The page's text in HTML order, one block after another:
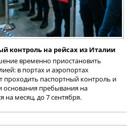
контроль на рейсах из Италии
временно приостановить
в портах и аэропортах
паспортный контроль и
основания пребывания на
на месяц, до 7 сентября.